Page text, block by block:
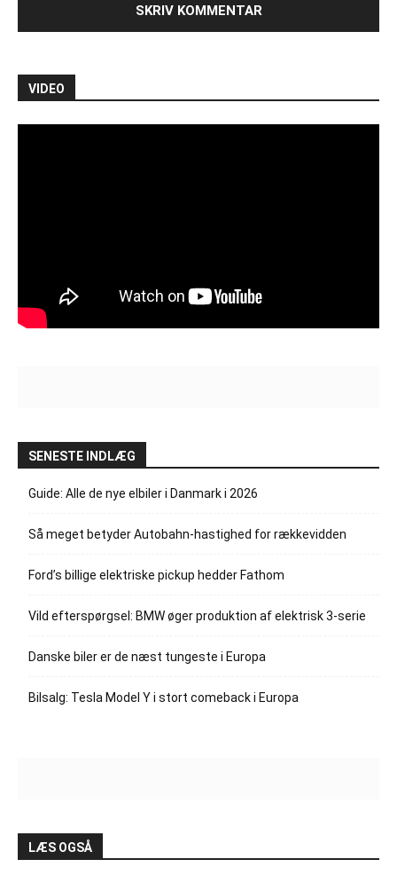
VIDEO
SENESTE INDLÆG
Guide: Alle de nye elbiler i Danmark i 2026
Så meget betyder Autobahn-hastighed for rækkevidden
Ford’s billige elektriske pickup hedder Fathom
Vild efterspørgsel: BMW øger produktion af elektrisk 3-serie
Danske biler er de næst tungeste i Europa
Bilsalg: Tesla Model Y i stort comeback i Europa
LÆS OGSÅ